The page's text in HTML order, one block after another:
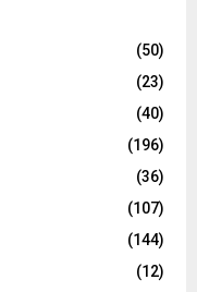
(50)
(23)
(40)
(196)
(36)
(107)
(144)
(12)